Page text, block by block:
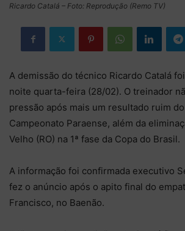
Ricardo Catalá – Foto: Reprodução (Remo TV)
A demissão do técnico Ricardo Catalá
noite quarta-feira (28/02). O treinador
pressão após mais um resultado ruim
Campeonato Paraense, além da
Velho (RO) na 1ª fase da Copa do Brasil.
A informação foi confirmada executivo
fez o anúncio após o apito final do
Francisco, no Baenão.